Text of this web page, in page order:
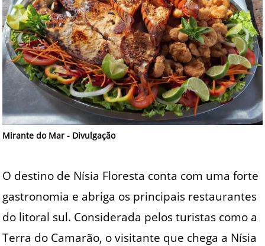
Mirante do Mar - Divulgação
O destino de Nísia Floresta conta com uma forte
gastronomia e abriga os principais restaurantes
do litoral sul. Considerada pelos turistas como a
Terra do Camarão, o visitante que chega a Nísia